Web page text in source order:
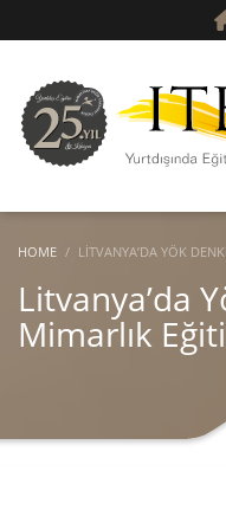
HOME LITVANYA’DA YÖK
Litvanya’da
Mimarlık